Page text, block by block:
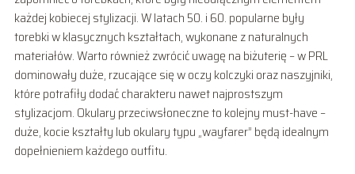
każdej kobiecej stylizacji. W latach 50. i 60. popularne były
torebki w klasycznych kształtach, wykonane z naturalnych
materiałów. Warto również zwrócić uwagę na biżuterię – w PRL
dominowały duże, rzucające się w oczy kolczyki oraz naszyjniki,
które potrafiły dodać charakteru nawet najprostszym
stylizacjom. Okulary przeciwsłoneczne to kolejny must-have –
duże, kocie kształty lub okulary typu „wayfarer” będą idealnym
dopełnieniem każdego outfitu.